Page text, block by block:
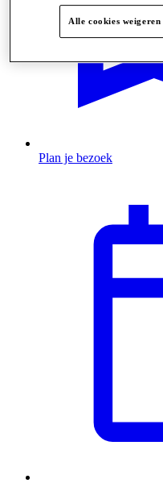
Plan je bezoek
Alle cookies weigeren